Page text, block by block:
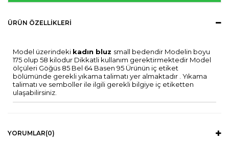
ÜRÜN ÖZELLIKLERI
Model üzerindeki kadın bluz small bedendir Modelin boyu
175 olup 58 kilodur Dikkatli kullanım gerektirmektedir Model
ölçüleri Göğüs 85 Bel 64 Basen 95 Ürünün iç etiket
bölümünde gerekli yıkama talimatı yer almaktadır . Yıkama
talimatı ve semboller ile ilgili gerekli bilgiye iç etiketten
ulaşabilirsiniz.
YORUMLAR(0)